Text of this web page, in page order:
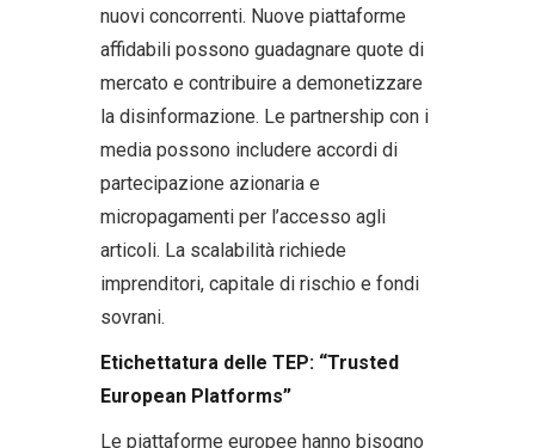
nuovi concorrenti. Nuove piattaforme
affidabili possono guadagnare quote di
mercato e contribuire a demonetizzare
la disinformazione. Le partnership con i
media possono includere accordi di
partecipazione azionaria e
micropagamenti per l’accesso agli
articoli. La scalabilità richiede
imprenditori, capitale di rischio e fondi
sovrani.
Etichettatura delle TEP: “Trusted
European Platforms”
Le piattaforme europee hanno bisogno